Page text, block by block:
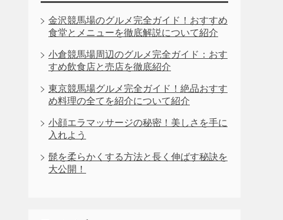
金沢競馬場のグルメ完全ガイド！おすすめ
食堂とメニューを徹底解説について紹介
小倉競馬場周辺のグルメ完全ガイド：おす
すめ飲食店と売店を徹底紹介
東京競馬場グルメ完全ガイド！絶品おすす
め料理の全てを紹介について紹介
小顔エラマッサージの秘密！美しさを手に
入れよう
髭を柔らかくする方法と長く伸ばす秘訣を
大公開！